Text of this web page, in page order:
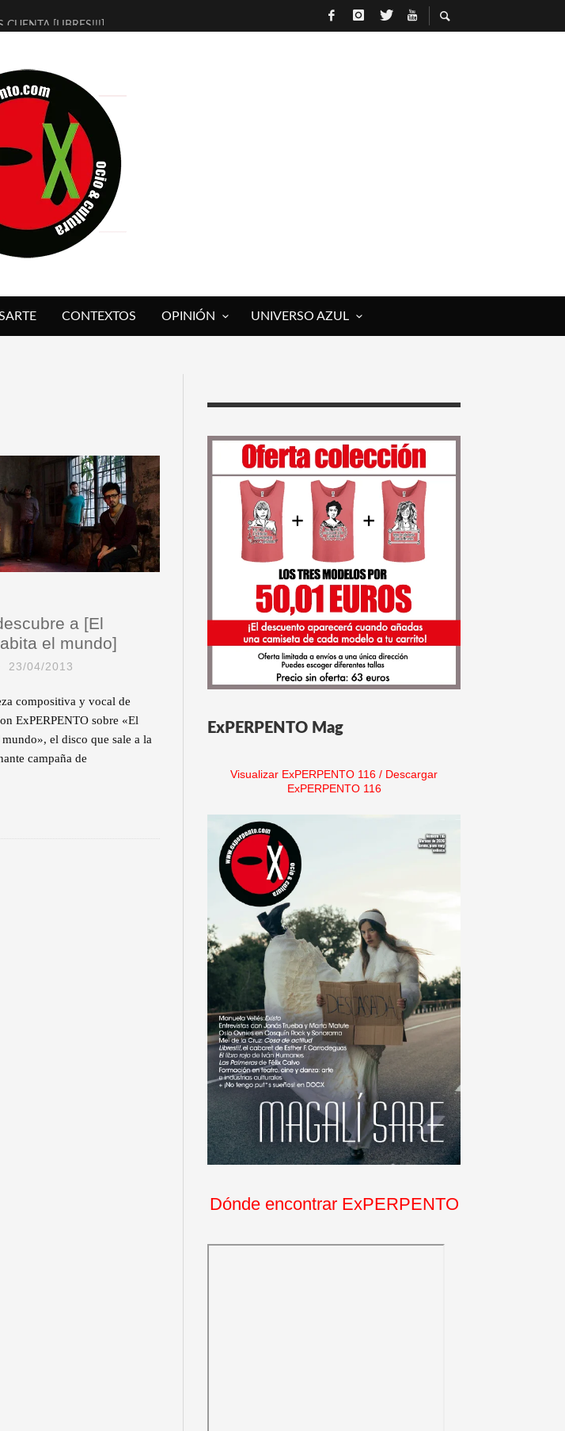
CUENTA [LIBRES!!!]
ZAMORA
TEATRAL CLAUDIO TOLCACHIR
DEL TOMATAZO
3.0] EN EXVITA
EXVITA [RELATIVA SENCILLEZ]
A SERRAT
CONTEXTOS OPINIÓN UNIVERSO AZUL
a [El
el mundo]
23/04/2013
compositiva y vocal de
ExPERPENTO sobre «El
el disco que sale a la
campaña de
ExPERPENTO Mag
Visualizar ExPERPENTO 116 / Descargar
ExPERPENTO 116
Dónde encontrar ExPERPENTO